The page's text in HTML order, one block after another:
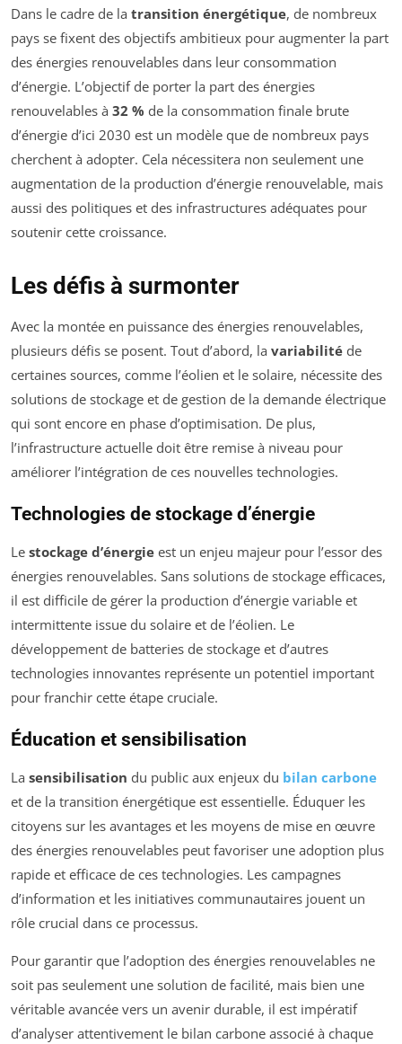
Dans le cadre de la transition énergétique, de nombreux
pays se fixent des objectifs ambitieux pour augmenter la part
des énergies renouvelables dans leur consommation
d’énergie. L’objectif de porter la part des énergies
renouvelables à 32 % de la consommation finale brute
d’énergie d’ici 2030 est un modèle que de nombreux pays
cherchent à adopter. Cela nécessitera non seulement une
augmentation de la production d’énergie renouvelable, mais
aussi des politiques et des infrastructures adéquates pour
soutenir cette croissance.
Les défis à surmonter
Avec la montée en puissance des énergies renouvelables,
plusieurs défis se posent. Tout d’abord, la variabilité de
certaines sources, comme l’éolien et le solaire, nécessite des
solutions de stockage et de gestion de la demande électrique
qui sont encore en phase d’optimisation. De plus,
l’infrastructure actuelle doit être remise à niveau pour
améliorer l’intégration de ces nouvelles technologies.
Technologies de stockage d’énergie
Le stockage d’énergie est un enjeu majeur pour l’essor des
énergies renouvelables. Sans solutions de stockage efficaces,
il est difficile de gérer la production d’énergie variable et
intermittente issue du solaire et de l’éolien. Le
développement de batteries de stockage et d’autres
technologies innovantes représente un potentiel important
pour franchir cette étape cruciale.
Éducation et sensibilisation
La sensibilisation du public aux enjeux du bilan carbone
et de la transition énergétique est essentielle. Éduquer les
citoyens sur les avantages et les moyens de mise en œuvre
des énergies renouvelables peut favoriser une adoption plus
rapide et efficace de ces technologies. Les campagnes
d’information et les initiatives communautaires jouent un
rôle crucial dans ce processus.
Pour garantir que l’adoption des énergies renouvelables ne
soit pas seulement une solution de facilité, mais bien une
véritable avancée vers un avenir durable, il est impératif
d’analyser attentivement le bilan carbone associé à chaque